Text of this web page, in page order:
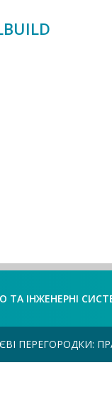
ТА ІНЖЕНЕРНІ
ПЕРЕГОРОДКИ: